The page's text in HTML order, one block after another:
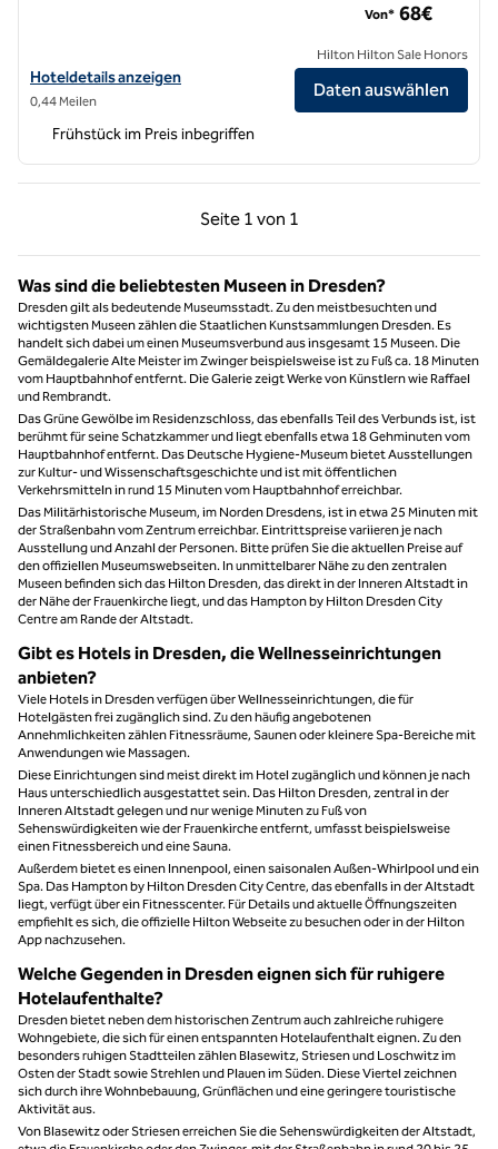
Hoteldetails für Hampton by Hilton Dresden City Centre anzeigen
Hoteldetails anzeigen
0,44 Meilen
Von* 68€
Hilton Hilton Sale Honors
Daten auswählen
Frühstück im Preis inbegriffen
Seite 1 von 1
Vorherige Seite, 1 von 1
Seite 1 von 1
Was sind die beliebtesten Museen in Dresden?
Dresden gilt als bedeutende Museumsstadt. Zu den meistbesuchten und
wichtigsten Museen zählen die Staatlichen Kunstsammlungen Dresden. Es
handelt sich dabei um einen Museumsverbund aus insgesamt 15 Museen. Die
Gemäldegalerie Alte Meister im Zwinger beispielsweise ist zu Fuß ca. 18 Minuten
vom Hauptbahnhof entfernt. Die Galerie zeigt Werke von Künstlern wie Raffael
und Rembrandt.
Das Grüne Gewölbe im Residenzschloss, das ebenfalls Teil des Verbunds ist, ist
berühmt für seine Schatzkammer und liegt ebenfalls etwa 18 Gehminuten vom
Hauptbahnhof entfernt. Das Deutsche Hygiene-Museum bietet Ausstellungen
zur Kultur- und Wissenschaftsgeschichte und ist mit öffentlichen
Verkehrsmitteln in rund 15 Minuten vom Hauptbahnhof erreichbar.
Das Militärhistorische Museum, im Norden Dresdens, ist in etwa 25 Minuten mit
der Straßenbahn vom Zentrum erreichbar. Eintrittspreise variieren je nach
Ausstellung und Anzahl der Personen. Bitte prüfen Sie die aktuellen Preise auf
den offiziellen Museumswebseiten. In unmittelbarer Nähe zu den zentralen
Museen befinden sich das Hilton Dresden, das direkt in der Inneren Altstadt in
der Nähe der Frauenkirche liegt, und das Hampton by Hilton Dresden City
Centre am Rande der Altstadt.
Gibt es Hotels in Dresden, die Wellnesseinrichtungen
anbieten?
Viele Hotels in Dresden verfügen über Wellnesseinrichtungen, die für
Hotelgästen frei zugänglich sind. Zu den häufig angebotenen
Annehmlichkeiten zählen Fitnessräume, Saunen oder kleinere Spa-Bereiche mit
Anwendungen wie Massagen.
Diese Einrichtungen sind meist direkt im Hotel zugänglich und können je nach
Haus unterschiedlich ausgestattet sein. Das Hilton Dresden, zentral in der
Inneren Altstadt gelegen und nur wenige Minuten zu Fuß von
Sehenswürdigkeiten wie der Frauenkirche entfernt, umfasst beispielsweise
einen Fitnessbereich und eine Sauna.
Außerdem bietet es einen Innenpool, einen saisonalen Außen-Whirlpool und ein
Spa. Das Hampton by Hilton Dresden City Centre, das ebenfalls in der Altstadt
liegt, verfügt über ein Fitnesscenter. Für Details und aktuelle Öffnungszeiten
empfiehlt es sich, die offizielle Hilton Webseite zu besuchen oder in der Hilton
App nachzusehen.
Welche Gegenden in Dresden eignen sich für ruhigere
Hotelaufenthalte?
Dresden bietet neben dem historischen Zentrum auch zahlreiche ruhigere
Wohngebiete, die sich für einen entspannten Hotelaufenthalt eignen. Zu den
besonders ruhigen Stadtteilen zählen Blasewitz, Striesen und Loschwitz im
Osten der Stadt sowie Strehlen und Plauen im Süden. Diese Viertel zeichnen
sich durch ihre Wohnbebauung, Grünflächen und eine geringere touristische
Aktivität aus.
Von Blasewitz oder Striesen erreichen Sie die Sehenswürdigkeiten der Altstadt,